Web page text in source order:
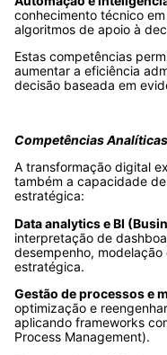
conhecimento técnico
algoritmos de apoio à
Estas competências
aumentar a eficiência
decisão baseada em
Competências
A transformação digital
também a capacidade
estratégica:
Data analytics e BI
interpretação de
desempenho,
estratégica.
Gestão de processos e
optimização e
aplicando frameworks
Process Management).